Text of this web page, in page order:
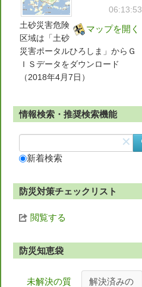
06:13:53
マップを開く
土砂災害危険
区域は「土砂
災害ポータルひろしま」からＧ
ＩＳデータをダウンロード
（2018年4月7日）
情報検索・推奨検索機能
✕
新着検索
防災対策チェックリスト
閲覧する
防災知恵袋
未解決の質
解決済みの